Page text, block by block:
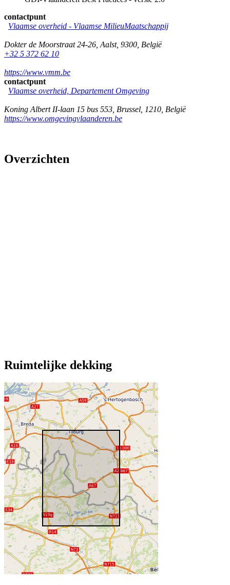
contactpunt
Vlaamse overheid - Vlaamse MilieuMaatschappij
Dokter de Moorstraat 24-26 Aalst, 9300 België
+32 5 372 62 10
https://www.vmm.be
contactpunt
Vlaamse overheid, Departement Omgeving
Koning Albert II-laan 15 bus 553 Brussel 1210 België
https://www.omgevingvlaanderen.be
Overzichten
Ruimtelijke dekking